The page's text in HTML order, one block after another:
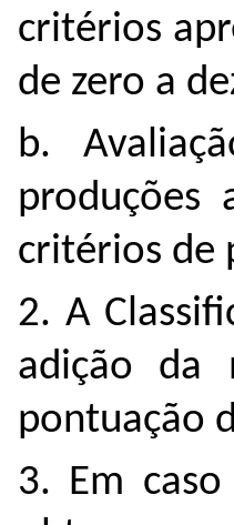
critérios
de zero a
b.
produções
critérios de
2. A
adição da
pontuação
3. Em